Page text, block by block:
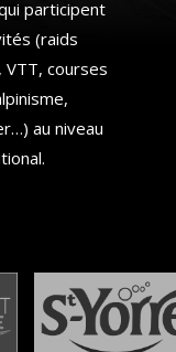
participent
(raids
courses
au niveau